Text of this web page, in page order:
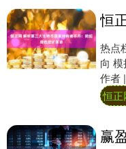
热点
向
作者
依托
恒正